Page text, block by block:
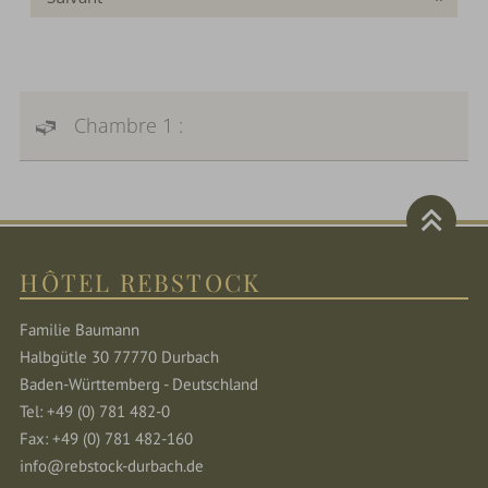
Chambre 1 :
HÔTEL REBSTOCK
Familie Baumann
Halbgütle 30 77770 Durbach
Baden-Württemberg - Deutschland
Tel: +49 (0) 781 482-0
Fax: +49 (0) 781 482-160
info@rebstock-durbach.de